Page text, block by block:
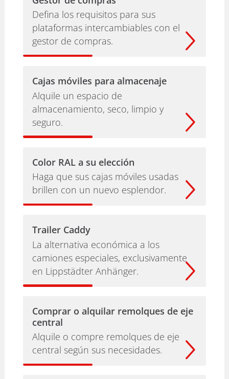
Defina los requisitos para sus
plataformas intercambiables con el
gestor de compras.
Cajas móviles para almacenaje
Alquile un espacio de
almacenamiento, seco, limpio y
seguro.
Color RAL a su elección
Haga que sus cajas móviles usadas
brillen con un nuevo esplendor.
Trailer Caddy
La alternativa económica a los
camiones especiales, exclusivamente
en Lippstädter Anhänger.
Comprar o alquilar remolques de eje
central
Alquile o compre remolques de eje
central según sus necesidades.